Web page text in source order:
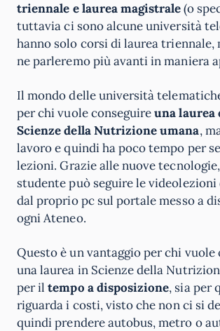
triennale e laurea magistrale(o
tuttavia ci sono alcune università
hanno solo corsi di laurea triennale,
ne parleremo più avanti in maniera
Il mondo delle università
per chi vuole conseguireuna
Scienze della Nutrizione umana,
lavoro e quindi ha poco tempo per
lezioni. Grazie alle nuove
studente può seguire le
dal proprio pc sul portale messo a
ogni Ateneo.
Questo è un vantaggio per chi vuole
una laurea in Scienze della
per iltempo a disposizione, sia per
riguarda i costi, visto che non ci si
quindi prendere autobus, metro o